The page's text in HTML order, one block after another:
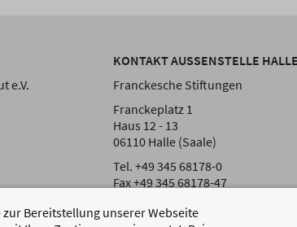
Bereitstellung unserer Webseite
e.V.
KONTAKT AUSSENSTELLE HALLE
Franckesche Stiftungen
Franckeplatz 1
Haus 12 - 13
06110 Halle (Saale)
Tel. +49 345 68178-0
Fax +49 345 68178-47